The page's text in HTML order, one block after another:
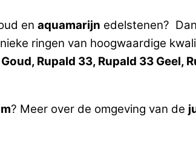
en aquamarijn edelstenen?
ringen van hoogwaardige
Rupald 33, Rupald 33 Geel,
? Meer over de omgeving van de